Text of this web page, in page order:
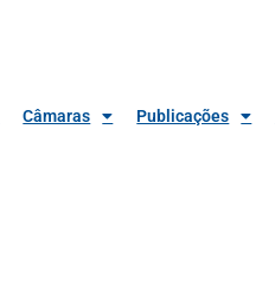
Câmaras Publicações